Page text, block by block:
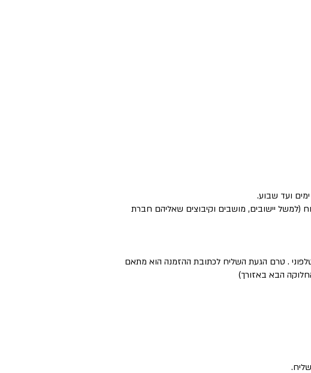
(למשל יישובים, מושבים וקיבוצים שאליהם חברת
. טרם הגעת השליח לכתובת ההזמנה הוא מתאם
הבא באזורך)